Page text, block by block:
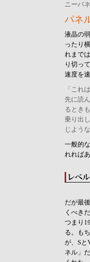
ニーパ
パネ
液晶の
ったり
れまで
り切っ
速度を
「これ
先に読
るとき
乗り出
じよう
一般的
れれば
だが最
くべき
つまり
る。も
が、Sと
ネル」